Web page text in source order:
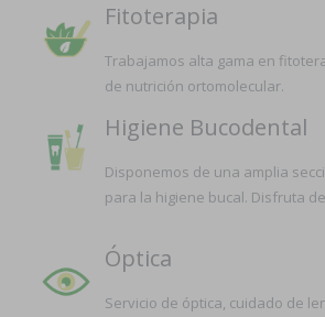
Fitoterapia
Trabajamos alta gama en
de nutrición ortomolecular.
Higiene Bucodental
Disponemos de una amplia
para la higiene bucal. Disfruta
Óptica
Servicio de óptica, cuidado de